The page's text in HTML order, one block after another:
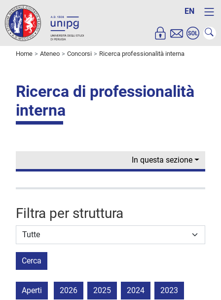
EN
Home Ateneo Concorsi Ricerca professionalità interna
Ricerca di professionalità
interna
In questa sezione
Filtra per struttura
Struttura stipulante
Cerca
Aperti 2026 2025 2024 2023